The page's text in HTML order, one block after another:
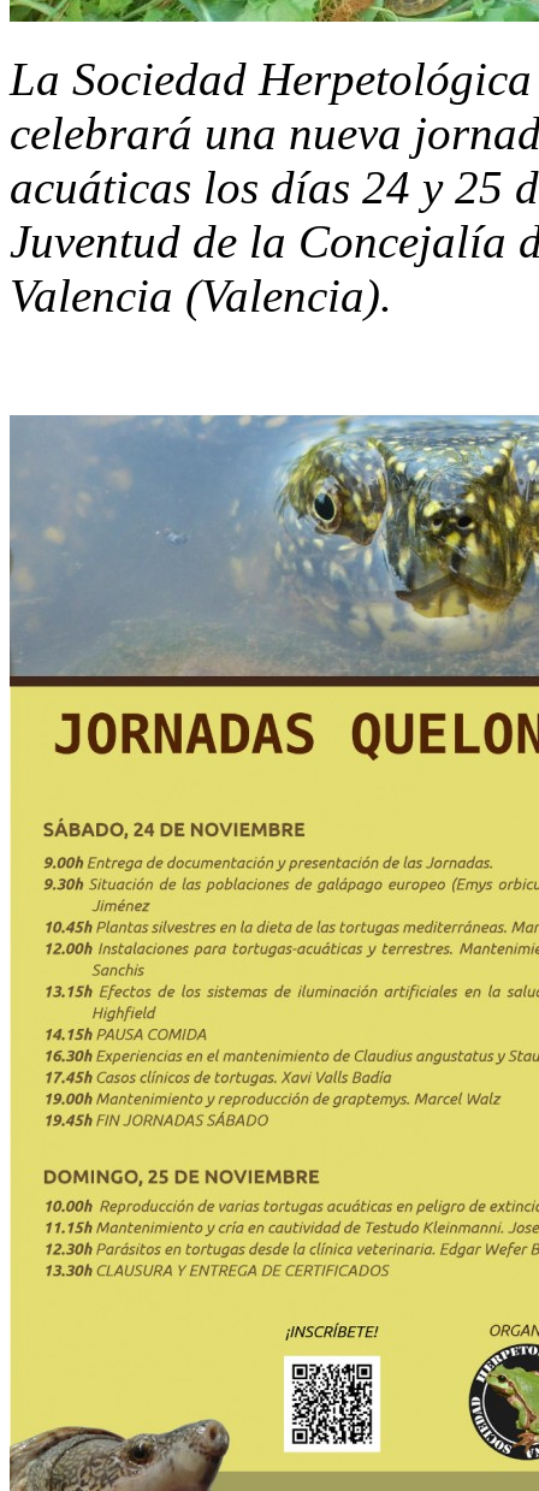
La Sociedad
celebrará una nueva
acuáticas los días 24 y 25
Juventud de la Concejalía
Valencia (Valencia).